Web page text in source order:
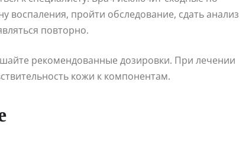
пройти обследование, сдать анализ
повторно.
рекомендованные дозировки. При лечении
кожи к компонентам.